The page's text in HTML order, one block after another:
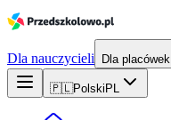
Dla nauczycieli Dla placówek
🇵🇱Polski PL